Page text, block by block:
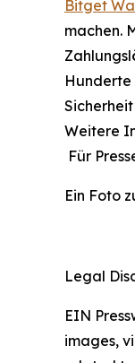
Bitget
machen.
Hunderte
Weitere
Für
Ein Foto
Legal
EIN
images,